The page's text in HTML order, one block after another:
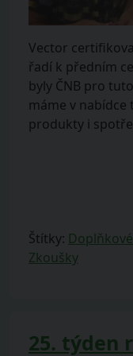
Vector
řadí k předním
byly ČNB pro
máme v
produkty i
Štítky:
Zkoušky
25. týden